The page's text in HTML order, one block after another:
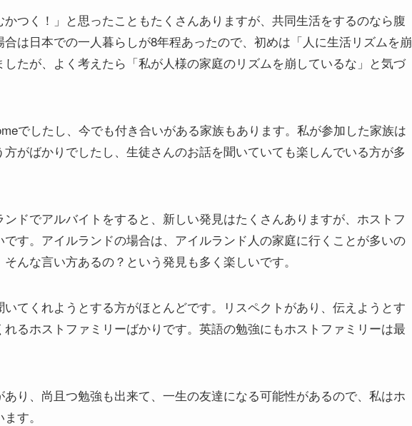
つく！」と思ったこともたくさんありますが、共同生活をするのなら腹
は日本での一人暮らしが8年程あったので、初めは「人に生活リズムを崩
たが、よく考えたら「私が人様の家庭のリズムを崩しているな」と気づ
でしたし、今でも付き合いがある家族もあります。私が参加した家族は
がばかりでしたし、生徒さんのお話を聞いていても楽しんでいる方が多
ドでアルバイトをすると、新しい発見はたくさんありますが、ホストフ
す。アイルランドの場合は、アイルランド人の家庭に行くことが多いの
んな言い方あるの？という発見も多く楽しいです。
てくれようとする方がほとんどです。リスペクトがあり、伝えようとす
るホストファミリーばかりです。英語の勉強にもホストファミリーは最
り、尚且つ勉強も出来て、一生の友達になる可能性があるので、私はホ
す。